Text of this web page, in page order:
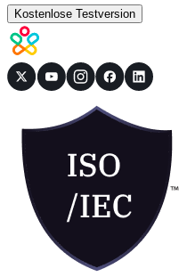
Kostenlose Testversion